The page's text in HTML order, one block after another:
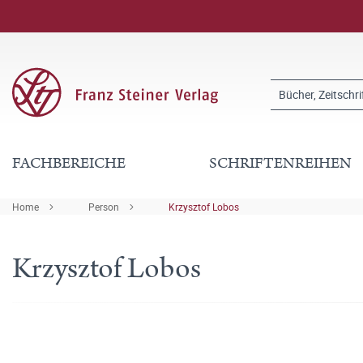
FACHBEREICHE SCHRIFTENREIHEN
Home Person Krzysztof Lobos
Krzysztof Lobos